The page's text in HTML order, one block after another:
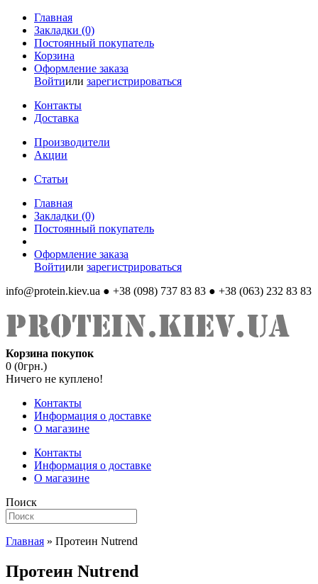
Главная
Закладки (0)
Постоянный покупатель
Корзина
Оформление заказа
Войтиили зарегистрироваться
Контакты
Доставка
Производители
Акции
Статьи
Главная
Закладки (0)
Постоянный покупатель
Оформление заказа
Войтиили зарегистрироваться
info@protein.kiev.ua ● +38 (098) 737 83 83 ● +38 (063) 232 83 83
Корзина покупок
0 (0грн.)
Ничего не куплено!
Контакты
Информация о доставке
О магазине
Контакты
Информация о доставке
О магазине
Поиск
Главная » Протеин Nutrend
Протеин Nutrend